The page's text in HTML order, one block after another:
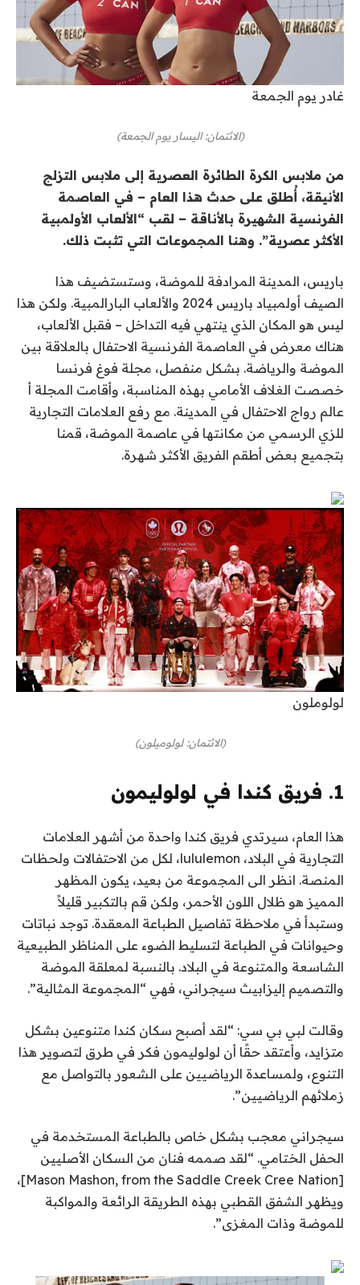
غادر يوم الجمعة
(الائتمان: اليسار يوم الجمعة)
من ملابس الكرة الطائرة العصرية إلى ملابس التزلج
الأنيقة، أُطلق على حدث هذا العام – في العاصمة
الفرنسية الشهيرة بالأناقة – لقب “الألعاب الأولمبية
الأكثر عصرية”. وهنا المجموعات التي تثبت ذلك.
باريس، المدينة المرادفة للموضة، وستستضيف هذا
الصيف أولمبياد باريس 2024 والألعاب البارالمبية. ولكن هذا
ليس هو المكان الذي ينتهي فيه التداخل – فقبل الألعاب،
هناك معرض في العاصمة الفرنسية الاحتفال بالعلاقة بين
الموضة والرياضة. بشكل منفصل، مجلة فوغ فرنسا
خصصت الغلاف الأمامي بهذه المناسبة، وأقامت المجلة أ
عالم رواج الاحتفال في المدينة. مع رفع العلامات التجارية
للزي الرسمي من مكانتها في عاصمة الموضة، قمنا
بتجميع بعض أطقم الفريق الأكثر شهرة.
لولوملون
(الائتمان: لولوميلون)
1. فريق كندا في لولوليمون
هذا العام، سيرتدي فريق كندا واحدة من أشهر العلامات
التجارية في البلاد، lululemon، لكل من الاحتفالات ولحظات
المنصة. انظر الى المجموعة من بعيد، يكون المظهر
المميز هو ظلال اللون الأحمر، ولكن قم بالتكبير قليلاً
وستبدأ في ملاحظة تفاصيل الطباعة المعقدة. توجد نباتات
وحيوانات في الطباعة لتسليط الضوء على المناظر الطبيعية
الشاسعة والمتنوعة في البلاد. بالنسبة لمعلقة الموضة
والتصميم إليزابيث سيجراني، فهي “المجموعة المثالية”.
وقالت لبي بي سي: “لقد أصبح سكان كندا متنوعين بشكل
متزايد، وأعتقد حقًا أن لولوليمون فكر في طرق لتصوير هذا
التنوع، ولمساعدة الرياضيين على الشعور بالتواصل مع
زملائهم الرياضيين”.
سيجراني معجب بشكل خاص بالطباعة المستخدمة في
الحفل الختامي. “لقد صممه فنان من السكان الأصليين
[Mason Mashon, from the Saddle Creek Cree Nation]،
ويظهر الشفق القطبي بهذه الطريقة الرائعة والمواكبة
للموضة وذات المغزى”.